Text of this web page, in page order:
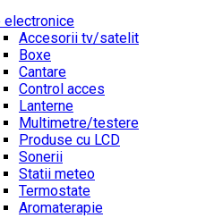
electronice
Accesorii tv/satelit
Boxe
Cantare
Control acces
Lanterne
Multimetre/testere
Produse cu LCD
Sonerii
Statii meteo
Termostate
Aromaterapie